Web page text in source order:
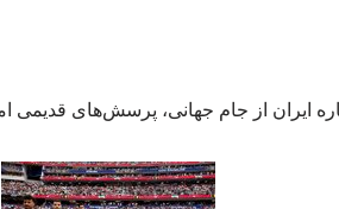
ایران از جام جهانی، پرسش‌های قدیمی